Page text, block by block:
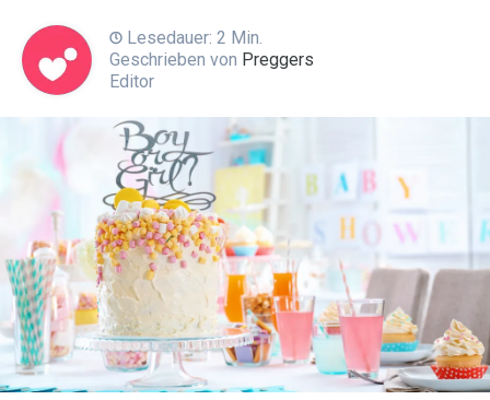
Lesedauer: 2 Min.
Geschrieben von Preggers
Editor